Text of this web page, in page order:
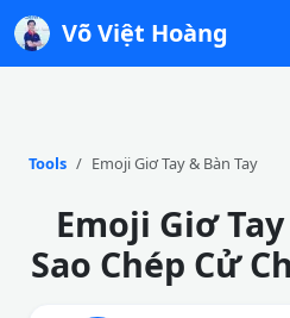
Võ Việt Hoàng
Tools Emoji Giơ Tay & Bàn Tay
Emoji Giơ
Sao Chép Cử